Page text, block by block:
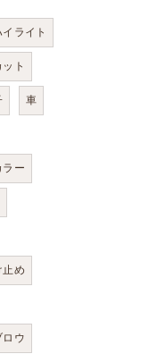
イライト
ト
車
ラー
止め
ロウ